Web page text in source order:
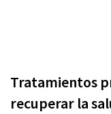
Tratamientos
recuperar la